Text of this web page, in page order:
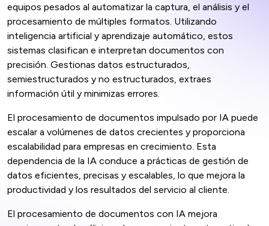
equipos pesados ​​al automatizar la captura, el análisis y el
procesamiento de múltiples formatos. Utilizando
inteligencia artificial y aprendizaje automático, estos
sistemas clasifican e interpretan documentos con
precisión. Gestionas datos estructurados,
semiestructurados y no estructurados, extraes
información útil y minimizas errores.
El procesamiento de documentos impulsado por IA puede
escalar a volúmenes de datos crecientes y proporciona
escalabilidad para empresas en crecimiento. Esta
dependencia de la IA conduce a prácticas de gestión de
datos eficientes, precisas y escalables, lo que mejora la
productividad y los resultados del servicio al cliente.
El procesamiento de documentos con IA mejora